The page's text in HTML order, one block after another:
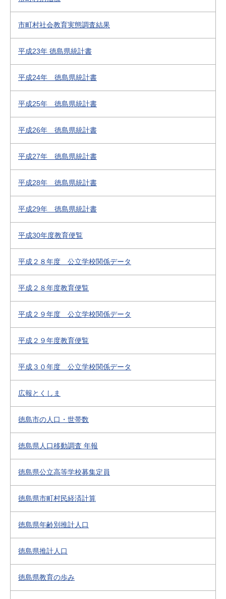
市町村社会教育実態調査結果
平成23年 徳島県統計書
平成24年 徳島県統計書
平成25年 徳島県統計書
平成26年 徳島県統計書
平成27年 徳島県統計書
平成28年 徳島県統計書
平成29年 徳島県統計書
平成30年度教育便覧
平成２８年度 公立学校関係データ
平成２８年度教育便覧
平成２９年度 公立学校関係データ
平成２９年度教育便覧
平成３０年度 公立学校関係データ
広報とくしま
徳島市の人口・世帯数
徳島県人口移動調査 年報
徳島県公立高等学校募集定員
徳島県市町村民経済計算
徳島県年齢別推計人口
徳島県推計人口
徳島県教育の歩み